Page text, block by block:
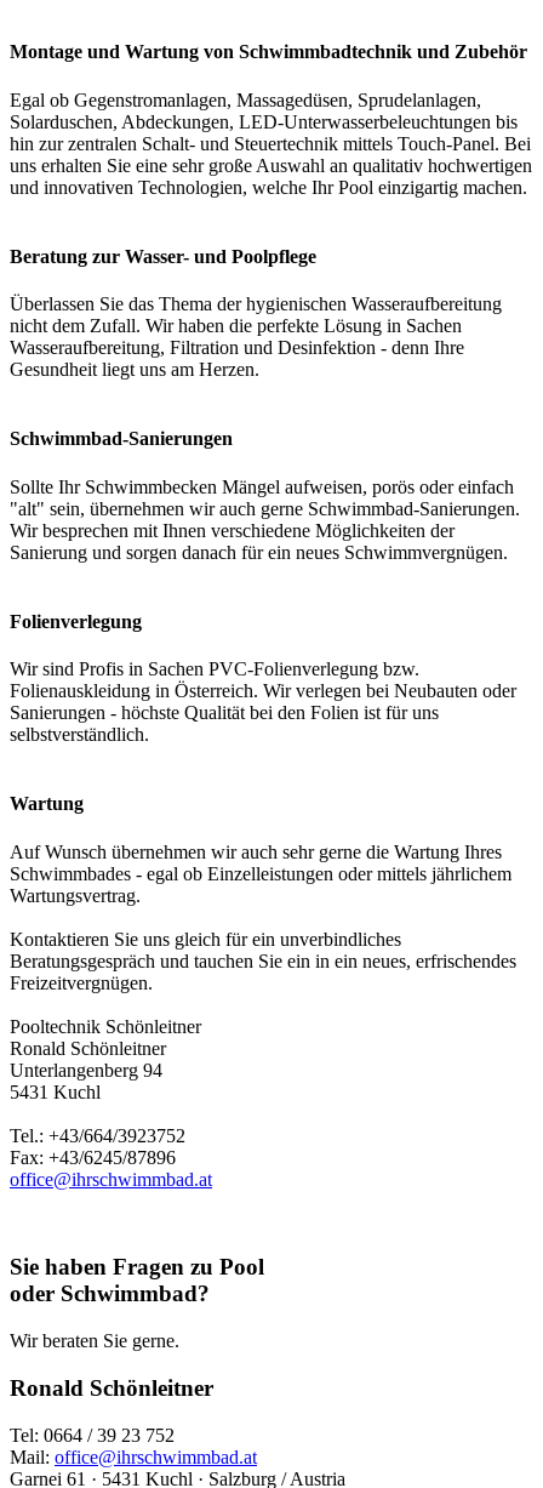
Montage und Wartung von Schwimmbadtechnik und Zubehör
Egal ob Gegenstromanlagen, Massagedüsen, Sprudelanlagen,
Solarduschen, Abdeckungen, LED-Unterwasserbeleuchtungen bis
hin zur zentralen Schalt- und Steuertechnik mittels Touch-Panel. Bei
uns erhalten Sie eine sehr große Auswahl an qualitativ hochwertigen
und innovativen Technologien, welche Ihr Pool einzigartig machen.
Beratung zur Wasser- und Poolpflege
Überlassen Sie das Thema der hygienischen Wasseraufbereitung
nicht dem Zufall. Wir haben die perfekte Lösung in Sachen
Wasseraufbereitung, Filtration und Desinfektion - denn Ihre
Gesundheit liegt uns am Herzen.
Schwimmbad-Sanierungen
Sollte Ihr Schwimmbecken Mängel aufweisen, porös oder einfach
"alt" sein, übernehmen wir auch gerne Schwimmbad-Sanierungen.
Wir besprechen mit Ihnen verschiedene Möglichkeiten der
Sanierung und sorgen danach für ein neues Schwimmvergnügen.
Folienverlegung
Wir sind Profis in Sachen PVC-Folienverlegung bzw.
Folienauskleidung in Österreich. Wir verlegen bei Neubauten oder
Sanierungen - höchste Qualität bei den Folien ist für uns
selbstverständlich.
Wartung
Auf Wunsch übernehmen wir auch sehr gerne die Wartung Ihres
Schwimmbades - egal ob Einzelleistungen oder mittels jährlichem
Wartungsvertrag.
Kontaktieren Sie uns gleich für ein unverbindliches
Beratungsgespräch und tauchen Sie ein in ein neues, erfrischendes
Freizeitvergnügen.
Pooltechnik Schönleitner
Ronald Schönleitner
Unterlangenberg 94
5431 Kuchl
Tel.: +43/664/3923752
Fax: +43/6245/87896
office@ihrschwimmbad.at
Sie haben Fragen zu Pool
oder Schwimmbad?
Wir beraten Sie gerne.
Ronald Schönleitner
Tel: 0664 / 39 23 752
Mail: office@ihrschwimmbad.at
Garnei 61 · 5431 Kuchl · Salzburg / Austria